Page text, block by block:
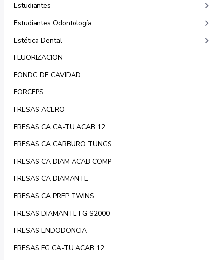
Estudiantes keyboard_arrow_right
Estudiantes Odontología keyboard_arrow_right
Estética Dental keyboard_arrow_right
FLUORIZACION
FONDO DE CAVIDAD
FORCEPS
FRESAS ACERO
FRESAS CA CA-TU ACAB 12
FRESAS CA CARBURO TUNGS
FRESAS CA DIAM ACAB COMP
FRESAS CA DIAMANTE
FRESAS CA PREP TWINS
FRESAS DIAMANTE FG S2000
FRESAS ENDODONCIA
FRESAS FG CA-TU ACAB 12